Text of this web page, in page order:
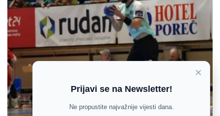
×
Prijavi se na Newsletter!
Ne propustite najvažnije vijesti dana.